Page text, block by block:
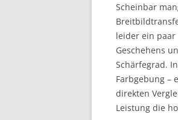
Scheinbar
leider ein paar
Geschehens
Schärfegrad.
Farbgebung –
direkten
Leistung die